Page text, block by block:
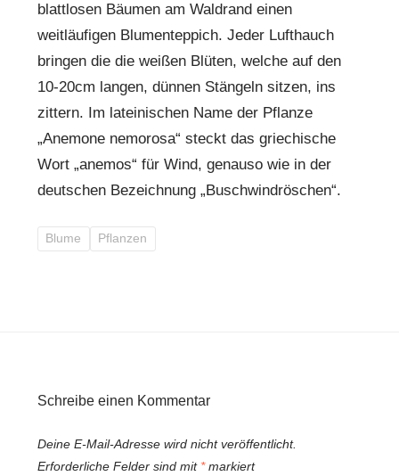
blattlosen Bäumen am Waldrand einen
weitläufigen Blumenteppich. Jeder Lufthauch
bringen die die weißen Blüten, welche auf den
10-20cm langen, dünnen Stängeln sitzen, ins
zittern. Im lateinischen Name der Pflanze
„Anemone nemorosa“ steckt das griechische
Wort „anemos“ für Wind, genauso wie in der
deutschen Bezeichnung „Buschwindröschen“.
Blume Pflanzen
Schreibe einen Kommentar
Deine E-Mail-Adresse wird nicht veröffentlicht.
Erforderliche Felder sind mit *markiert